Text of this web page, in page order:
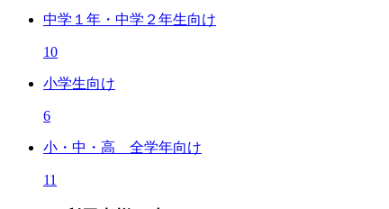
中学１年・中学２年生向け
10
小学生向け
6
小・中・高 全学年向け
11